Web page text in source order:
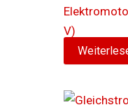
V)